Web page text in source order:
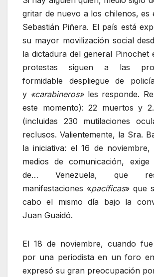
gritar de nuevo a los chilenos, es
Sebastián Piñera. El país está
su mayor movilización social
la dictadura del general Pinochet
protestas siguen a las
formidable despliegue de
y «carabineros» les responde.
este momento): 22 muertos y
(incluidas 230 mutilaciones
reclusos. Valientemente, la Sra.
la iniciativa: el 16 de
medios de comunicación,
de… Venezuela, que
manifestaciones «pacíficas» que
cabo el mismo día bajo la
Juan Guaidó.
El 18 de noviembre, cuando
por una periodista en un foro en
expresó su gran preocupación